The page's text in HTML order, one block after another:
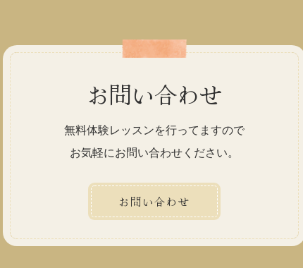
お問い合わせ
無料体験レッスンを行ってますので
お気軽にお問い合わせください。
お問い合わせ